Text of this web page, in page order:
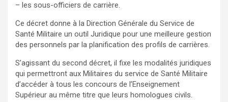
– les sous-officiers de carrière.
Ce décret donne à la Direction Générale du Service de
Santé Militaire un outil Juridique pour une meilleure gestion
des personnels par la planification des profils de carrières.
S’agissant du second décret, il fixe les modalités juridiques
qui permettront aux Militaires du service de Santé Militaire
d’accéder à tous les concours de l’Enseignement
Supérieur au même titre que leurs homologues civils.